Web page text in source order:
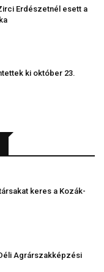
Erdészetnél esett a
ki október 23.
keres a Kozák-
Agrárszakképzési